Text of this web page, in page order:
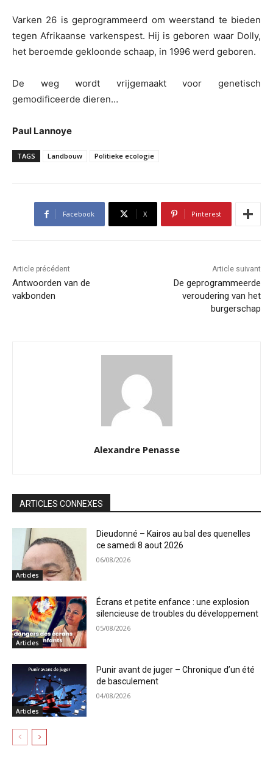
Varken 26 is geprogrammeerd om weerstand te bieden
tegen Afrikaanse varkenspest. Hij is geboren waar Dolly,
het beroemde gekloonde schaap, in 1996 werd geboren.
De weg wordt vrijgemaakt voor genetisch
gemodificeerde dieren…
Paul Lannoye
TAGS Landbouw Politieke ecologie
Facebook X Pinterest
Article précédent
Antwoorden van de
vakbonden
Article suivant
De geprogrammeerde
veroudering van het
burgerschap
Alexandre Penasse
ARTICLES CONNEXES
Articles
Dieudonné – Kairos au bal des quenelles
ce samedi 8 aout 2026
06/08/2026
Articles
Écrans et petite enfance : une explosion
silencieuse de troubles du développement
05/08/2026
Articles
Punir avant de juger – Chronique d’un été
de basculement
04/08/2026